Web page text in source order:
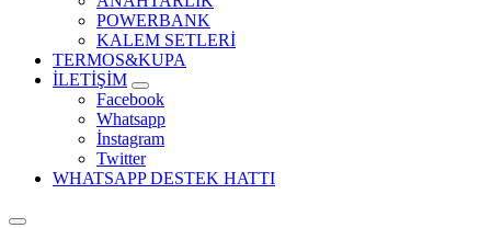
POWERBANK
KALEM SETLERİ
TERMOS&KUPA
İLETİŞİM
Facebook
Whatsapp
İnstagram
Twitter
WHATSAPP DESTEK HATTI